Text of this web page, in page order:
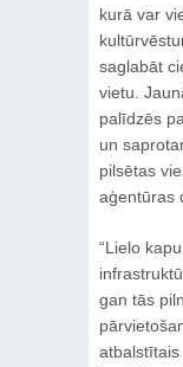
kurā var
saglabāt
vietu.
palīdzēs
un
pilsētas
aģentūras
“Lielo
gan tās